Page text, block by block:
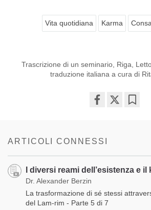
Vita quotidiana Karma
Trascrizione di un seminario, Riga,
traduzione italiana a cura di
ARTICOLI CONNESSI
I diversi reami dell’esistenza e il
Dr. Alexander Berzin
La trasformazione di sé stessi
del Lam-rim - Parte 5 di 7